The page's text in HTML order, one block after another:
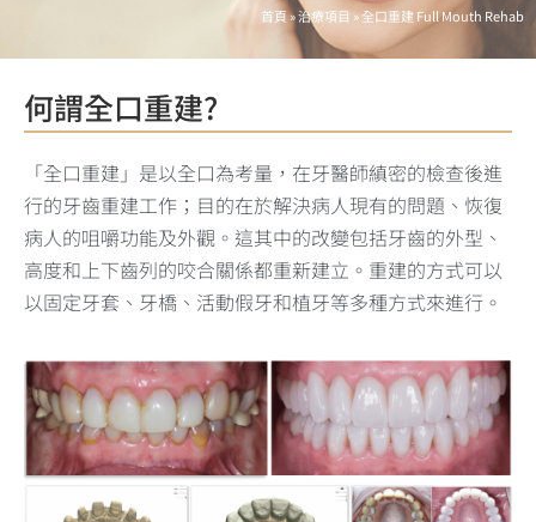
首頁»治療項目»全口重建 Full Mouth Rehab
何謂全口重建?
「全口重建」是以全口為考量，在牙醫師縝密的檢查後進
行的牙齒重建工作；目的在於解決病人現有的問題、恢復
病人的咀嚼功能及外觀。這其中的改變包括牙齒的外型、
高度和上下齒列的咬合關係都重新建立。重建的方式可以
以固定牙套、牙橋、活動假牙和植牙等多種方式來進行。